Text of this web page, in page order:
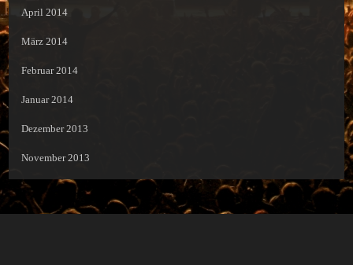
April 2014
März 2014
Februar 2014
Januar 2014
Dezember 2013
November 2013